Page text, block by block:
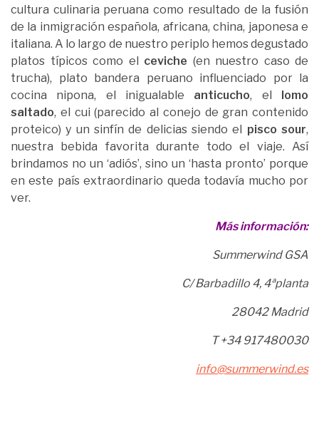
cultura culinaria peruana como resultado de la fusión
de la inmigración española, africana, china, japonesa e
italiana. A lo largo de nuestro periplo hemos degustado
platos típicos como el ceviche (en nuestro caso de
trucha), plato bandera peruano influenciado por la
cocina nipona, el inigualable anticucho, el lomo
saltado, el cui (parecido al conejo de gran contenido
proteico) y un sinfín de delicias siendo el pisco sour,
nuestra bebida favorita durante todo el viaje. Así
brindamos no un ‘adiós’, sino un ‘hasta pronto’ porque
en este país extraordinario queda todavía mucho por
ver.
Más información:
Summerwind GSA
C/ Barbadillo 4, 4ªplanta
28042 Madrid
T +34 917480030
info@summerwind.es